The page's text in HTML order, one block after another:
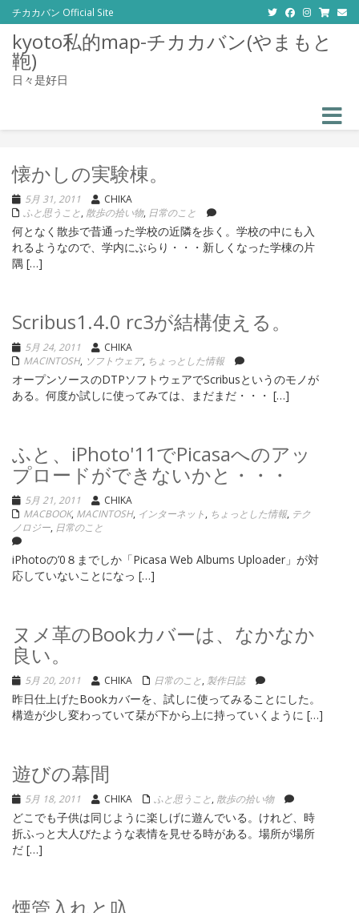
チカカバン Official Site
kyoto私的map-チカカバン(やまもと
鞄)
日々是好日
懐かしの実験棟。
5月 31, 2011
CHIKA
ふと思うこと, 散歩の拾い物, 日常のこと
何となく散歩で昔通った学校の近隣を歩く。学校の中にも入
れるようなので、学内にぶらり・・・新しくなった学棟の片
隅 […]
Scribus1.4.0 rc3が結構使える。
5月 24, 2011
CHIKA
MACINTOSH, ソフトウェア, ちょっとした情報
オープンソースのDTPソフトウェアでScribusというのモノが
ある。何度か試しに使ってみては、まだまだ・・・ […]
ふと、iPhoto'11でPicasaへのアッ
プロードができないかと・・・
5月 21, 2011
CHIKA
MACBOOK, MACINTOSH, インターネット, ちょっとした情報, テク
ノロジー, 日常のこと
iPhotoの’0８までしか「Picasa Web Albums Uploader」が対
応していないことになっ […]
ヌメ革のBookカバーは、なかなか
良い。
5月 20, 2011 CHIKA 日常のこと, 製作日誌
昨日仕上げたBookカバーを、試しに使ってみることにした。
構造が少し変わっていて栞が下から上に持っていくように […]
遊びの幕間
5月 18, 2011 CHIKA ふと思うこと, 散歩の拾い物
どこでも子供は同じように楽しげに遊んでいる。けれど、時
折ふっと大人びたような表情を見せる時がある。場所が場所
だ […]